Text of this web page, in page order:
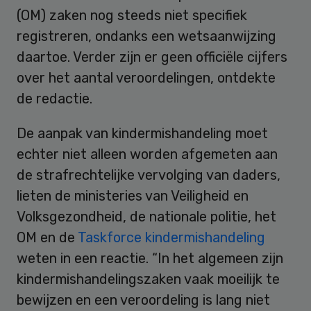
(OM) zaken nog steeds niet specifiek
registreren, ondanks een wetsaanwijzing
daartoe. Verder zijn er geen officiële cijfers
over het aantal veroordelingen, ontdekte
de redactie.
De aanpak van kindermishandeling moet
echter niet alleen worden afgemeten aan
de strafrechtelijke vervolging van daders,
lieten de ministeries van Veiligheid en
Volksgezondheid, de nationale politie, het
OM en de Taskforce kindermishandeling
weten in een reactie. “In het algemeen zijn
kindermishandelingszaken vaak moeilijk te
bewijzen en een veroordeling is lang niet